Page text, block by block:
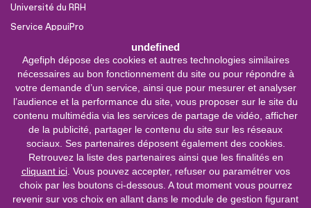
undefined
Agefiph dépose des cookies et autres technologies similaires
nécessaires au bon fonctionnement du site ou pour répondre à
votre demande d’un service, ainsi que pour mesurer et analyser
l’audience et la performance du site, vous proposer sur le site du
contenu multimédia via les services de partage de vidéo, afficher
de la publicité, partager le contenu du site sur les réseaux
sociaux. Ses partenaires déposent également des cookies.
Retrouvez la liste des partenaires ainsi que les finalités en
cliquant ici. Vous pouvez accepter, refuser ou paramétrer vos
choix par les boutons ci-dessous. A tout moment vous pourrez
revenir sur vos choix en allant dans le module de gestion figurant
Université du RRH
Service AppuiPro
Nous suivre
Youtube
Linkedin
Facebook
0 800 11 10 09
Service &
appel gratuits